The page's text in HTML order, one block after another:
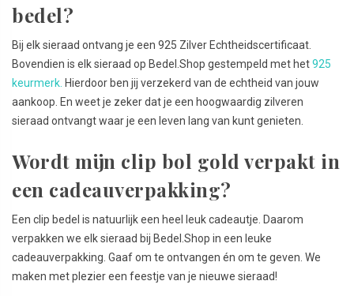
bedel?
Bij elk sieraad ontvang je een 925 Zilver Echtheidscertificaat.
Bovendien is elk sieraad op Bedel.Shop gestempeld met het925
keurmerk. Hierdoor ben jij verzekerd van de echtheid van jouw
aankoop. En weet je zeker dat je een hoogwaardig zilveren
sieraad ontvangt waar je een leven lang van kunt genieten.
Wordt mijn clip bol gold verpakt in
een cadeauverpakking?
Een clip bedel is natuurlijk een heel leuk cadeautje. Daarom
verpakken we elk sieraad bij Bedel.Shop in een leuke
cadeauverpakking. Gaaf om te ontvangen én om te geven. We
maken met plezier een feestje van je nieuwe sieraad!